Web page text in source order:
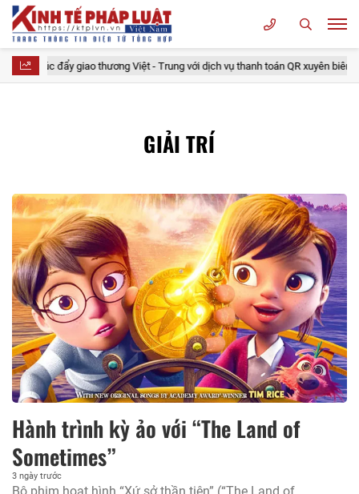
giao thương Việt - Trung với dịch vụ thanh toán QR xuyên biên giới
GIẢI TRÍ
Hành trình kỳ ảo với “The Land of
Sometimes”
3 ngày trước